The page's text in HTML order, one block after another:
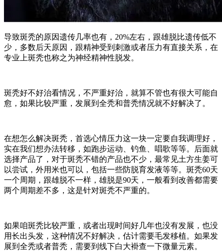
导致斑秃的原因遗传几率也有，20%左右，跟雄脱比遗传低不
少，多数后天原因，跟精神受到刺激或者压力有直接关系，在
专业上斑秃也称之为神经精神性脱发。
斑秃好不好治看情况，不严重好治，就算不管也有很大可能自
愈，如果比较严重，发展到全秃和普秃情况就不好解决了。
在想怎么解决斑秃，首选心情压力这一块一定要自我调理好，
实在我们想办法转移，如跑步运动、钓鱼、唱歌等等。后面就
选择产品了，对于斑秃不错的产品也不少，最常见土方生姜可
以尝试，外用米也可以，包括一些防脱育发液等等。斑秃60天
一个周期，跟雄脱不一样，雄脱是90天，一般看到改善都需要
两个周期差不多，这是针对斑秃不严重的。
如果咱斑秃比较严重，或者出现时间好几年也没有发展，也没
用长出头发，这种情况不好解决，估计需要毛发移植。如果发
展到全秃或者普秃，需要到线下白大褂查一下微量元素。